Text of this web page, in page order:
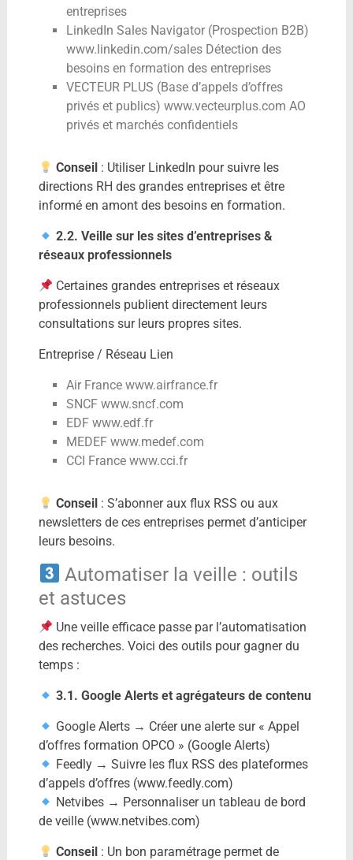
entreprises
LinkedIn Sales Navigator (Prospection B2B)
www.linkedin.com/sales Détection des
besoins en formation des entreprises
VECTEUR PLUS (Base d’appels d’offres
privés et publics) www.vecteurplus.com AO
privés et marchés confidentiels
Conseil : Utiliser LinkedIn pour suivre les
directions RH des grandes entreprises et être
informé en amont des besoins en formation.
2.2. Veille sur les sites d’entreprises &
réseaux professionnels
Certaines grandes entreprises et réseaux
professionnels publient directement leurs
consultations sur leurs propres sites.
Entreprise / Réseau Lien
Air France www.airfrance.fr
SNCF www.sncf.com
EDF www.edf.fr
MEDEF www.medef.com
CCI France www.cci.fr
Conseil : S’abonner aux flux RSS ou aux
newsletters de ces entreprises permet d’anticiper
leurs besoins.
Automatiser la veille : outils
et astuces
Une veille efficace passe par l’automatisation
des recherches. Voici des outils pour gagner du
temps :
3.1. Google Alerts et agrégateurs de contenu
Google Alerts → Créer une alerte sur « Appel
d’offres formation OPCO » (Google Alerts)
Feedly → Suivre les flux RSS des plateformes
d’appels d’offres (www.feedly.com)
Netvibes → Personnaliser un tableau de bord
de veille (www.netvibes.com)
Conseil : Un bon paramétrage permet de